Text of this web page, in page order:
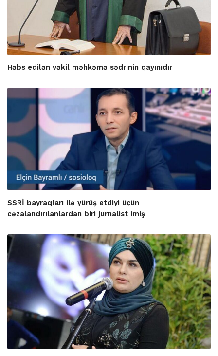
Həbs edilən vəkil məhkəmə sədrinin qayınıdır
SSRİ bayraqları ilə yürüş etdiyi üçün
cəzalandırılanlardan biri jurnalist imiş